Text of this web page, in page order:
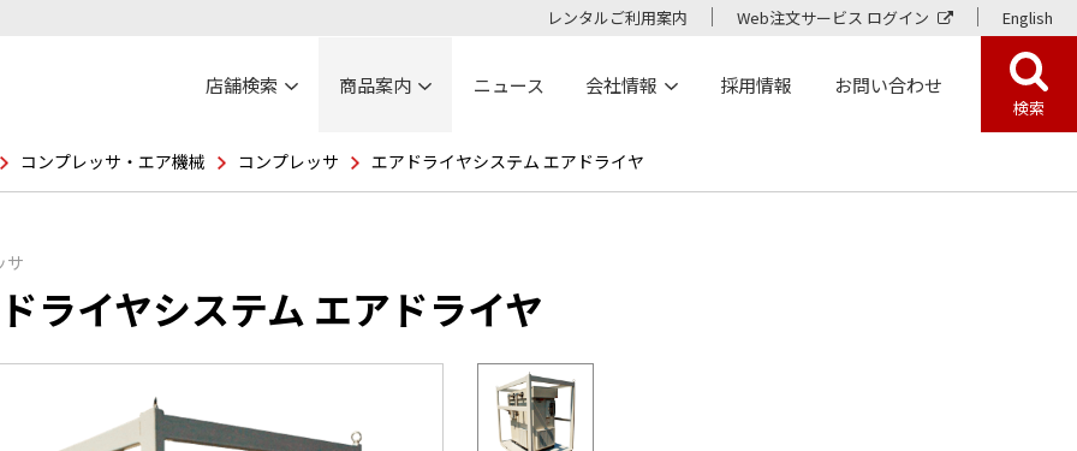
レンタルご利用案内 Web注文サービス ログイン English
店舗検索 商品案内 ニュース 会社情報 採用情報 お問い合わせ
検索
コンプレッサ・エア機械 コンプレッサ エアドライヤシステム エアドライヤ
サ
ライヤシステム エアドライヤ